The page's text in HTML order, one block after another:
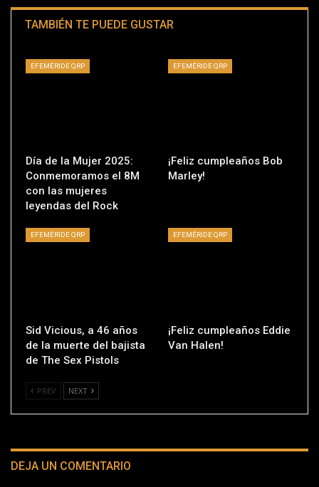
TAMBIÉN TE PUEDE GUSTAR
EFEMÉRIDE QRP
Día de la Mujer 2025:
Conmemoramos el 8M
con las mujeres
leyendas del Rock
EFEMÉRIDE QRP
¡Feliz cumpleaños Bob
Marley!
EFEMÉRIDE QRP
Sid Vicious, a 46 años
de la muerte del bajista
de The Sex Pistols
EFEMÉRIDE QRP
¡Feliz cumpleaños Eddie
Van Halen!
PREV NEXT
DEJA UN COMENTARIO